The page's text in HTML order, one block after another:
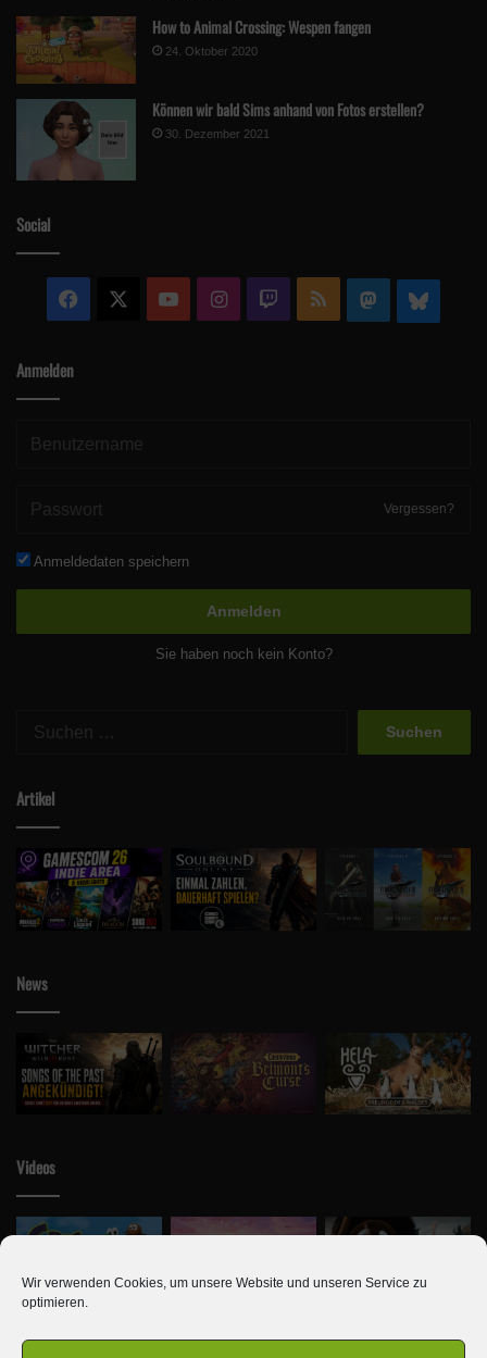
Wir verwenden Cookies, um unsere Website und unseren Service zu
optimieren.
How to Animal Crossing: Wespen fangen
24. Oktober 2020
Können wir bald Sims anhand von Fotos erstellen?
30. Dezember 2021
Social
Facebook YouTubeInstagram
Twitch RSS Mastodon
Anmelden
Vergessen?
Anmeldedaten speichern
Anmelden
Sie haben noch kein Konto?
Artikel
News
Videos